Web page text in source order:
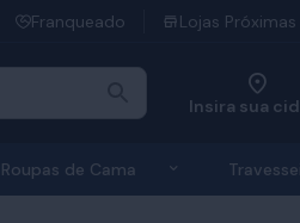
Franqueado Lojas Próximas
Insira sua
submenu de Cabeceiras
Roupas de Cama Exibir